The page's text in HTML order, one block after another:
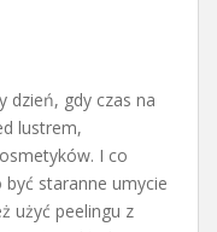
dzień, gdy czas na
lustrem,
I co
staranne umycie
użyć peelingu z